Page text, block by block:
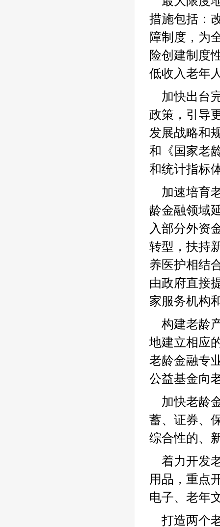
措施包括：
障制度，为
险创建制度
低收入老年
加快出台
政策，引导
发展战略和
和《国家老
和统计指标
加速培育
龄金融领域
入部分外资
转型，扶持
养医护相结
由政府直接
家服务机构
构建老龄
地建立相应
老龄金融专
公益基金向
加快老龄
蓄、证券、
综合性的、
着力开发
用品，重点
电子、老年
打造两个